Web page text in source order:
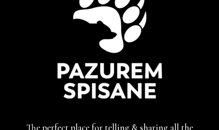
The perfect place for telling & sharing all the